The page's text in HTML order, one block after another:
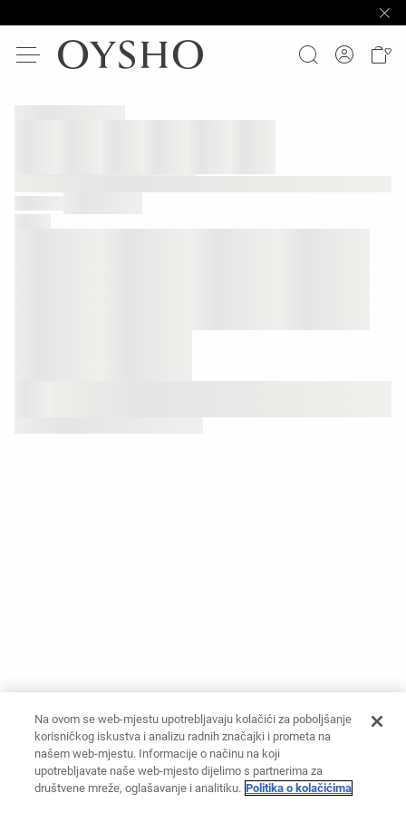
Na ovom se web-mjestu upotrebljavaju kolačići za poboljšanje
korisničkog iskustva i analizu radnih značajki i prometa na
našem web-mjestu. Informacije o načinu na koji
upotrebljavate naše web-mjesto dijelimo s partnerima za
društvene mreže, oglašavanje i analitiku. Politika o kolačićima